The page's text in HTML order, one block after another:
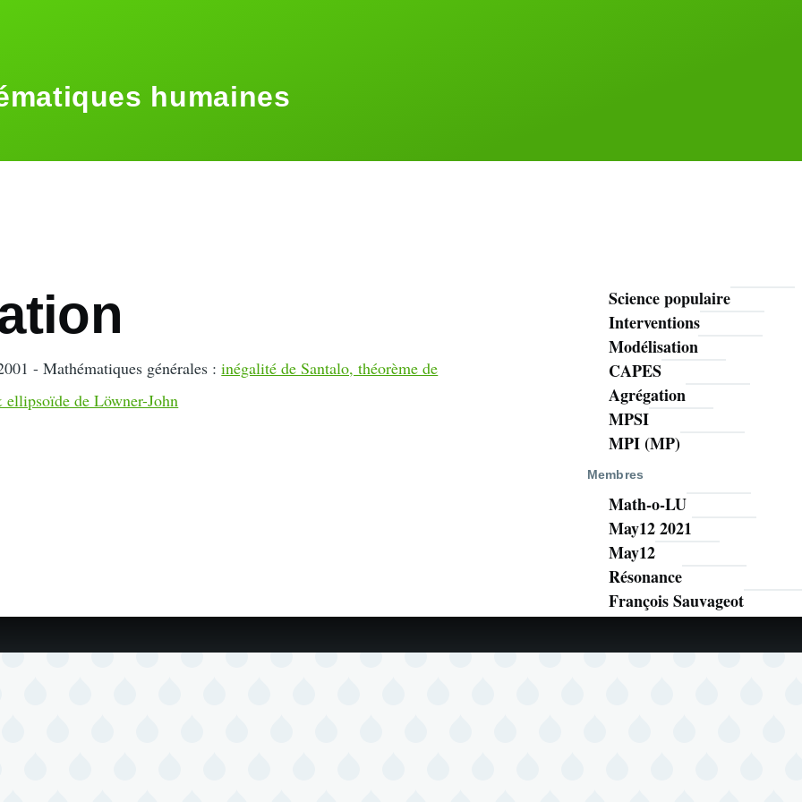
humaines
- Mathématiques générales :inégalité de Santalo, théorème de
de Löwner-John
Mathoms
Science populaire
Interventions
Modélisation
CAPES
Agrégation
MPSI
MPI (MP)
Membres
Math-o-LU
May12 2021
May12
Résonance
François Sauvageot